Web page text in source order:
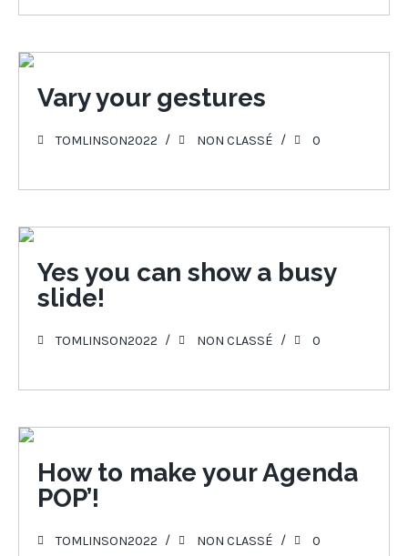
27
Vary your gestures
TOMLINSON2022 NON CLASSÉ 0
27
JUIN 2022
Yes you can show a busy
slide!
TOMLINSON2022 NON CLASSÉ 0
27
JUIN 2022
How to make your Agenda
POP’!
TOMLINSON2022 NON CLASSÉ 0